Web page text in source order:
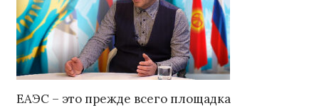
ЕАЭС – это прежде всего площадка